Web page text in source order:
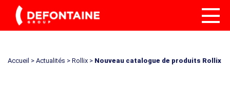
Accueil > Actualités > Rollix > Nouveau catalogue de produits Rollix